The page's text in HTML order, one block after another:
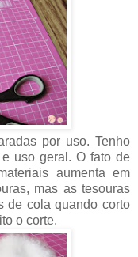
por uso. Tenho
uso geral. O fato de
aumenta em
mas as tesouras
de cola quando corto
o corte.